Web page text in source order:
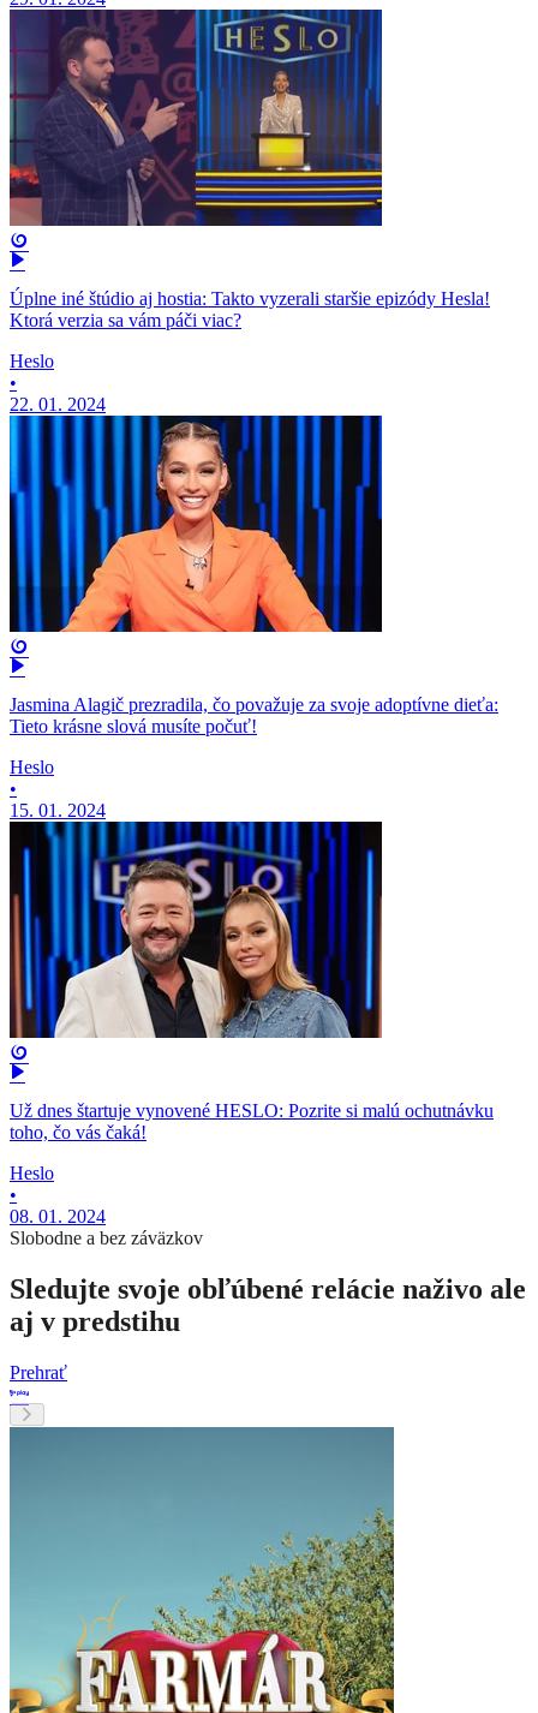
Úplne iné štúdio aj hostia: Takto vyzerali staršie epizódy Hesla!
Ktorá verzia sa vám páči viac?
Heslo
•
22. 01. 2024
Jasmina Alagič prezradila, čo považuje za svoje adoptívne dieťa:
Tieto krásne slová musíte počuť!
Heslo
•
15. 01. 2024
Už dnes štartuje vynovené HESLO: Pozrite si malú ochutnávku
toho, čo vás čaká!
Heslo
•
08. 01. 2024
Slobodne a bez záväzkov
Sledujte svoje obľúbené relácie naživo ale
aj v predstihu
Prehrať